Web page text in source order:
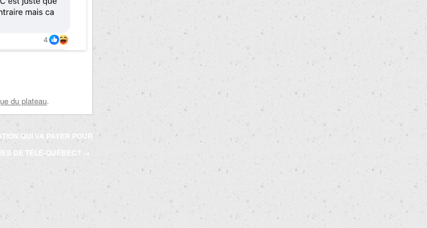
du plateau.
QUI VA PAYER POUR
DE TÉLÉ-QUÉBEC?
→